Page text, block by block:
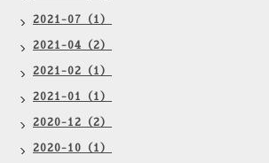
2021-07（1）
2021-04（2）
2021-02（1）
2021-01（1）
2020-12（2）
2020-10（1）